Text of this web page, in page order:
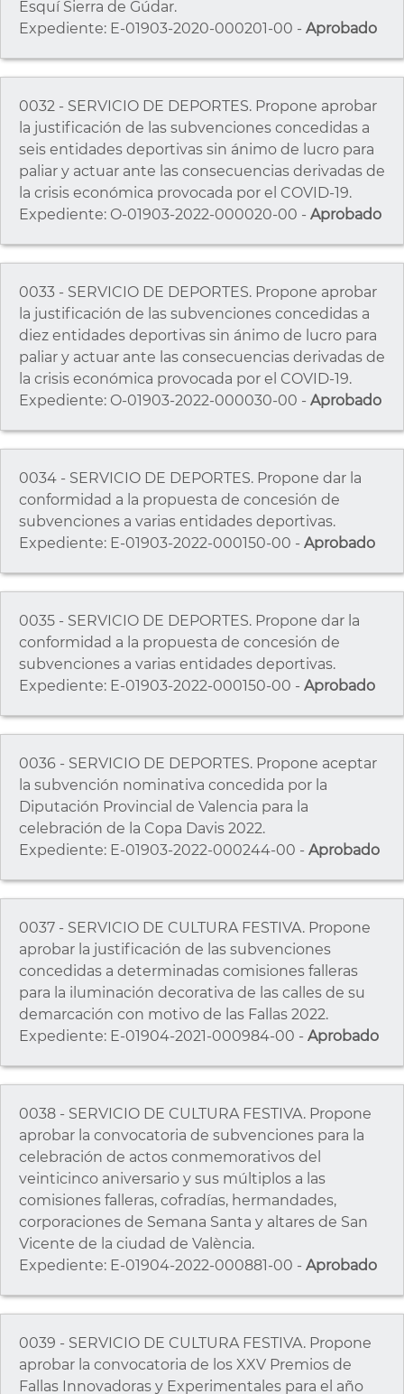
Esquí Sierra de Gúdar.
Expediente: E-01903-2020-000201-00 - Aprobado
0032 - SERVICIO DE DEPORTES. Propone aprobar
la justificación de las subvenciones concedidas a
seis entidades deportivas sin ánimo de lucro para
paliar y actuar ante las consecuencias derivadas de
la crisis económica provocada por el COVID-19.
Expediente: O-01903-2022-000020-00 - Aprobado
0033 - SERVICIO DE DEPORTES. Propone aprobar
la justificación de las subvenciones concedidas a
diez entidades deportivas sin ánimo de lucro para
paliar y actuar ante las consecuencias derivadas de
la crisis económica provocada por el COVID-19.
Expediente: O-01903-2022-000030-00 - Aprobado
0034 - SERVICIO DE DEPORTES. Propone dar la
conformidad a la propuesta de concesión de
subvenciones a varias entidades deportivas.
Expediente: E-01903-2022-000150-00 - Aprobado
0035 - SERVICIO DE DEPORTES. Propone dar la
conformidad a la propuesta de concesión de
subvenciones a varias entidades deportivas.
Expediente: E-01903-2022-000150-00 - Aprobado
0036 - SERVICIO DE DEPORTES. Propone aceptar
la subvención nominativa concedida por la
Diputación Provincial de Valencia para la
celebración de la Copa Davis 2022.
Expediente: E-01903-2022-000244-00 - Aprobado
0037 - SERVICIO DE CULTURA FESTIVA. Propone
aprobar la justificación de las subvenciones
concedidas a determinadas comisiones falleras
para la iluminación decorativa de las calles de su
demarcación con motivo de las Fallas 2022.
Expediente: E-01904-2021-000984-00 - Aprobado
0038 - SERVICIO DE CULTURA FESTIVA. Propone
aprobar la convocatoria de subvenciones para la
celebración de actos conmemorativos del
veinticinco aniversario y sus múltiplos a las
comisiones falleras, cofradías, hermandades,
corporaciones de Semana Santa y altares de San
Vicente de la ciudad de València.
Expediente: E-01904-2022-000881-00 - Aprobado
0039 - SERVICIO DE CULTURA FESTIVA. Propone
aprobar la convocatoria de los XXV Premios de
Fallas Innovadoras y Experimentales para el año